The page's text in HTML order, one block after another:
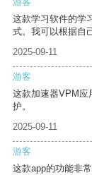
这款学习软件的学
式。我可以根据自
2025-09-11
游客
这款加速器VPM应
护。
2025-09-11
游客
这款app的功能非